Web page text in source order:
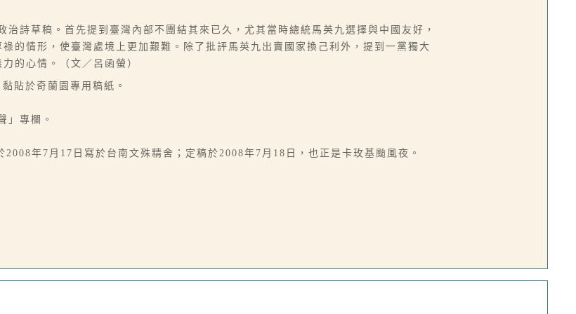
詩草稿。首先提到臺灣內部不團結其來已久，尤其當時總統馬英九選擇與中國友好，
的情形，使臺灣處境上更加艱難。除了批評馬英九出賣國家換己利外，提到一黨獨大
的心情。（文／呂函螢）
貼於奇蘭園專用稿紙。
」專欄。
年7月17日寫於台南文殊精舍；定稿於2008年7月18日，也正是卡玫基颱風夜。